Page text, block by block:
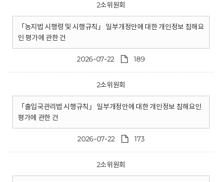
2소위원회
「농지법 시행령 및 시행규칙」 일부개정안에 대한 개인정보 침해요
인 평가에 관한 건
2026-07-22 189
2소위원회
「출입국관리법 시행규칙」 일부개정안에 대한 개인정보 침해요인
평가에 관한 건
2026-07-22 173
2소위원회